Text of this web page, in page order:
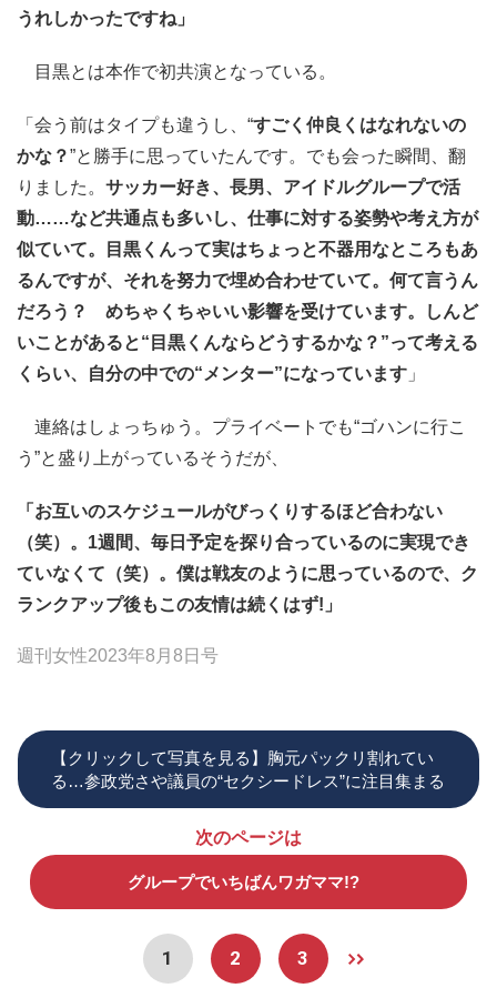
うれしかったですね」
目黒とは本作で初共演となっている。
「会う前はタイプも違うし、“すごく仲良くはなれないの
かな？”と勝手に思っていたんです。でも会った瞬間、翻
りました。 サッカー好き、長男、アイドルグループで活
動……など共通点も多いし、仕事に対する姿勢や考え方が
似ていて。目黒くんって実はちょっと不器用なところもあ
るんですが、それを努力で埋め合わせていて。何て言うん
だろう？ めちゃくちゃいい影響を受けています。しんど
いことがあると“目黒くんならどうするかな？”って考える
くらい、自分の中での“メンター”になっています 」
連絡はしょっちゅう。プライベートでも“ゴハンに行こ
う”と盛り上がっているそうだが、
「お互いのスケジュールがびっくりするほど合わない
（笑）。1週間、毎日予定を探り合っているのに実現でき
ていなくて（笑）。僕は戦友のように思っているので、ク
ランクアップ後もこの友情は続くはず!」
週刊女性2023年8月8日号
【クリックして写真を見る】胸元パックリ割れてい
る…参政党さや議員の“セクシードレス”に注目集まる
次のページは
グループでいちばんワガママ!?
1 2 3